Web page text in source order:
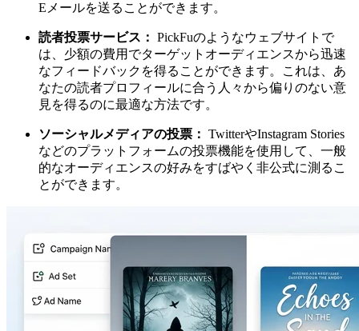
Eメールを送ることができます。
読者投票サービス： PickFuのようなウェブサイトで
は、少額の費用でターゲットオーディエンスから迅速
なフィードバックを得ることができます。これは、あ
なたの読者プロフィールに合う人々から偏りのない意
見を得るのに最適な方法です。
ソーシャルメディアの投票： TwitterやInstagram Stories
などのプラットフォームの投票機能を使用して、一般
的なオーディエンスの好みをすばやく非公式に測るこ
とができます。